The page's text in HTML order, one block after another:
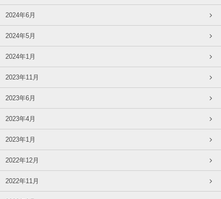
2024年6月
2024年5月
2024年1月
2023年11月
2023年6月
2023年4月
2023年1月
2022年12月
2022年11月